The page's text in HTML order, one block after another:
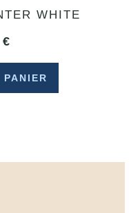
WHITE
€